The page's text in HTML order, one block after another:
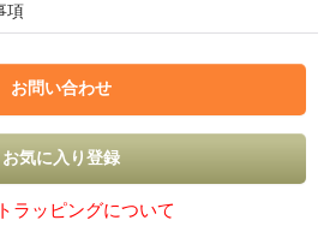
項
ラッピングについて